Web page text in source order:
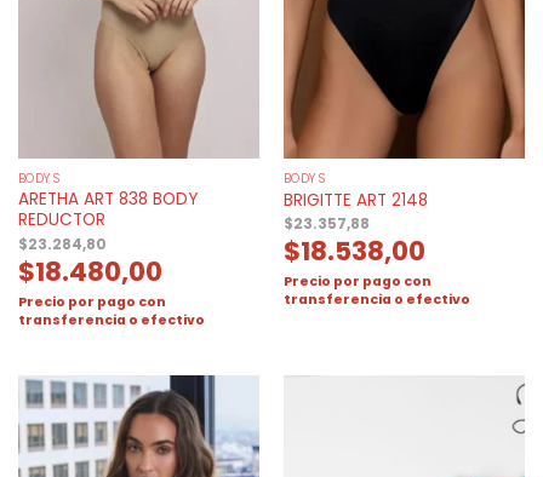
BODYS
ARETHA ART 838 BODY
REDUCTOR
$23.284,80
$18.480,00
Precio por pago con
transferencia o efectivo
BODYS
BRIGITTE ART 2148
$23.357,88
$18.538,00
Precio por pago con
transferencia o efectivo